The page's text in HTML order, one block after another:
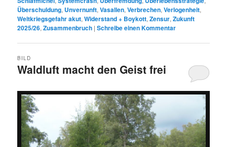
Überschuldung, Unvernunft,Vasallen,Verbrechen,Verlogenheit,
Weltkriegsgefahr akut,Widerstand + Boykott,Zensur,Zukunft
2025/26,Zusammenbruch |Schreibe einen Kommentar
Waldluft macht den Geist frei
BILD